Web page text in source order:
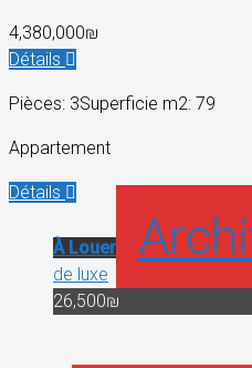
4,380,000₪
Détails
Pièces: 3Superficie m2: 79
Appartement
Détails
À Louer
de luxe
26,500₪